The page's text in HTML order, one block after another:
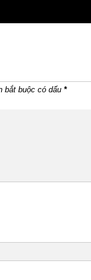
bắt buộc có dấu *